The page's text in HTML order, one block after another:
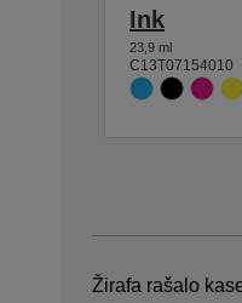
Ink
23,9 ml
C13T07154010
Žirafa rašalo